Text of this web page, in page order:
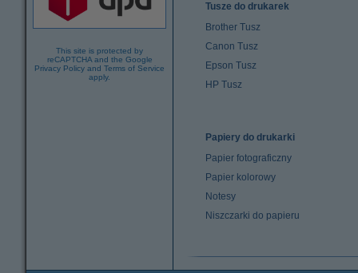
This site is protected by
reCAPTCHA and the Google
Privacy Policy and Terms of Service
apply.
Tusze do drukarek
Brother Tusz
Canon Tusz
Epson Tusz
HP Tusz
Papiery do drukarki
Papier fotograficzny
Papier kolorowy
Notesy
Niszczarki do papieru